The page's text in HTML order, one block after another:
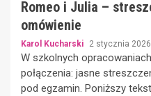
Romeo i Julia –
omówienie
Karol Kucharski 2 stycznia 2026
W szkolnych
połączenia: jasne
pod egzamin. Poniższy